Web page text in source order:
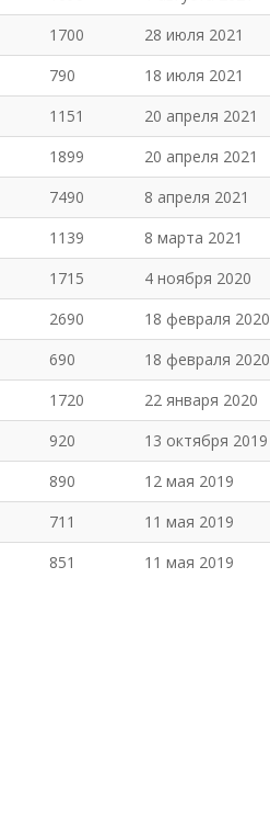
1700 28 июля 2021
790 18 июля 2021
1151 20 апреля 2021
1899 20 апреля 2021
7490 8 апреля 2021
1139 8 марта 2021
1715 4 ноября 2020
2690 18 февраля 2020
690 18 февраля 2020
1720 22 января 2020
920 13 октября 2019
890 12 мая 2019
711 11 мая 2019
851 11 мая 2019